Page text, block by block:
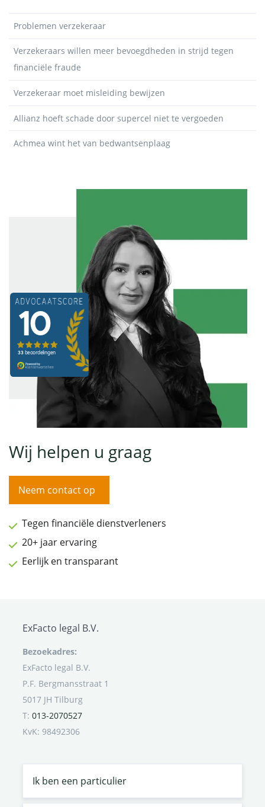
Problemen verzekeraar
Verzekeraars willen meer bevoegdheden in strijd tegen
financiële fraude
Verzekeraar moet misleiding bewijzen
Allianz hoeft schade door supercel niet te vergoeden
Achmea wint het van bedwantsenplaag
Wij helpen u graag
Neem contact op
Tegen financiële dienstverleners
20+ jaar ervaring
Eerlijk en transparant
ExFacto legal B.V.
Bezoekadres:
ExFacto legal B.V.
P.F. Bergmansstraat 1
5017 JH Tilburg
T: 013-2070527
KvK: 98492306
Ik ben een particulier